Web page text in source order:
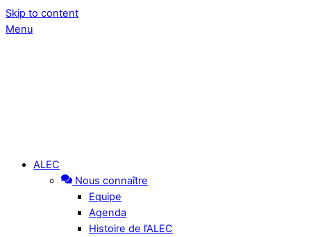
Skip to content
Menu
ALEC
Nous connaître
Equipe
Agenda
Histoire de l’ALEC